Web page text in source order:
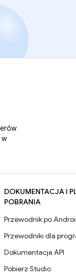
DOKUMENTACJA I
POBRANIA
Przewodnik po
Przewodniki dla
Dokumentacja API
Pobierz Studio